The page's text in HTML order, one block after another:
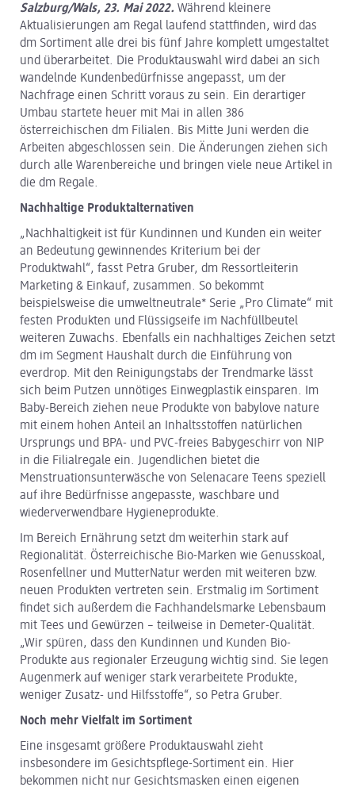
Salzburg/Wals, 23. Mai 2022. Während kleinere
Aktualisierungen am Regal laufend stattfinden, wird das
dm Sortiment alle drei bis fünf Jahre komplett umgestaltet
und überarbeitet. Die Produktauswahl wird dabei an sich
wandelnde Kundenbedürfnisse angepasst, um der
Nachfrage einen Schritt voraus zu sein. Ein derartiger
Umbau startete heuer mit Mai in allen 386
österreichischen dm Filialen. Bis Mitte Juni werden die
Arbeiten abgeschlossen sein. Die Änderungen ziehen sich
durch alle Warenbereiche und bringen viele neue Artikel in
die dm Regale.
Nachhaltige Produktalternativen
„Nachhaltigkeit ist für Kundinnen und Kunden ein weiter
an Bedeutung gewinnendes Kriterium bei der
Produktwahl“, fasst Petra Gruber, dm Ressortleiterin
Marketing & Einkauf, zusammen. So bekommt
beispielsweise die umweltneutrale* Serie „Pro Climate“ mit
festen Produkten und Flüssigseife im Nachfüllbeutel
weiteren Zuwachs. Ebenfalls ein nachhaltiges Zeichen setzt
dm im Segment Haushalt durch die Einführung von
everdrop. Mit den Reinigungstabs der Trendmarke lässt
sich beim Putzen unnötiges Einwegplastik einsparen. Im
Baby-Bereich ziehen neue Produkte von babylove nature
mit einem hohen Anteil an Inhaltsstoffen natürlichen
Ursprungs und BPA- und PVC-freies Babygeschirr von NIP
in die Filialregale ein. Jugendlichen bietet die
Menstruationsunterwäsche von Selenacare Teens speziell
auf ihre Bedürfnisse angepasste, waschbare und
wiederverwendbare Hygieneprodukte.
Im Bereich Ernährung setzt dm weiterhin stark auf
Regionalität. Österreichische Bio-Marken wie Genusskoal,
Rosenfellner und MutterNatur werden mit weiteren bzw.
neuen Produkten vertreten sein. Erstmalig im Sortiment
findet sich außerdem die Fachhandelsmarke Lebensbaum
mit Tees und Gewürzen – teilweise in Demeter-Qualität.
„Wir spüren, dass den Kundinnen und Kunden Bio-
Produkte aus regionaler Erzeugung wichtig sind. Sie legen
Augenmerk auf weniger stark verarbeitete Produkte,
weniger Zusatz- und Hilfsstoffe“, so Petra Gruber.
Noch mehr Vielfalt im Sortiment
Eine insgesamt größere Produktauswahl zieht
insbesondere im Gesichtspflege-Sortiment ein. Hier
bekommen nicht nur Gesichtsmasken einen eigenen